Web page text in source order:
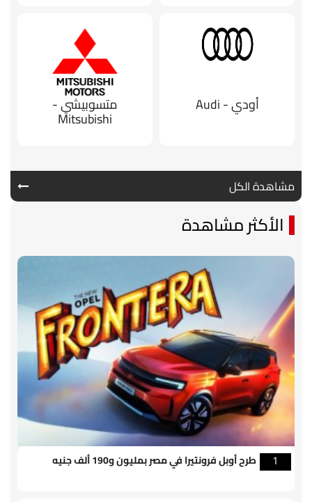
أودي - Audi متسوبيشي -
Mitsubishi
مشاهدة الكل
الأكثر مشاهدة
1 طرح أوبل فرونتيرا في مصر بمليون و190 ألف جنيه